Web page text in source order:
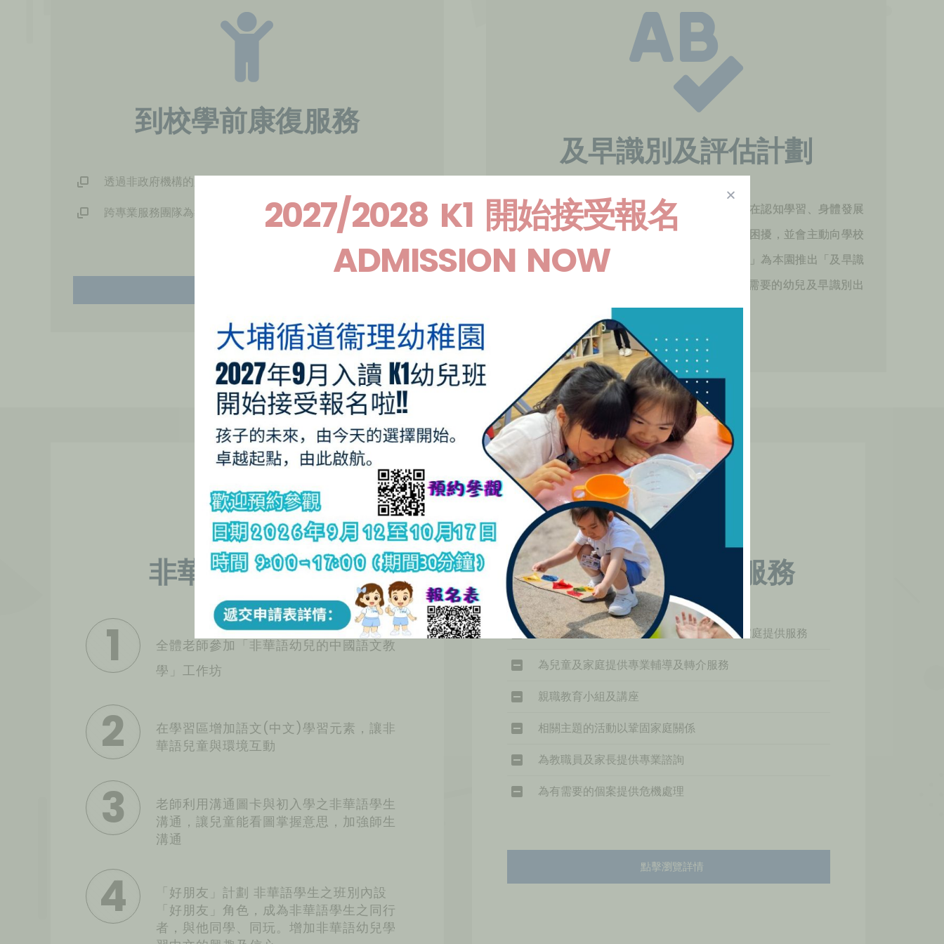
到校學前康復服務
透過非政府機構的跨專業服務團隊，為幼兒提供到校訓練服務
跨專業服務團隊為教師及家長提供支援服務
及早識別及評估計劃
家長對幼兒的身心發展越來越重視，當得知子女在認知學習、身體發展
或行為情緒上出現障礙或問題時，均感到擔憂及困擾，並會主動向學校
要求給予意見及援助。有見及此「香港康復學會」為本園推出「及早識
別及評估服務---到校支援」計劃，希望能把有需要的幼兒及早識別出
來，讓家長為自己的孩子安排適當的跟進或轉介
非華語兒童支援
1
全體老師參加「非華語幼兒的中國語文教
學」工作坊
2
在學習區增加語文(中文)學習元素，讓非
華語兒童與環境互動
3
老師利用溝通圖卡與初入學之非華語學生
溝通，讓兒童能看圖掌握意思，加強師生
溝通
4
「好朋友」計劃 非華語學生之班別內設
「好朋友」角色，成為非華語學生之同行
者，與他同學、同玩。增加非華語幼兒學
幼稚園駐校社工服務
為及早識別及支援有福利需要的兒童及其家庭提供服務
為兒童及家庭提供專業輔導及轉介服務
親職教育小組及講座
相關主題的活動以鞏固家庭關係
為教職員及家長提供專業諮詢
為有需要的個案提供危機處理
點擊瀏覽詳情
2027/2028 K1 開始接受報名
ADMISSION NOW